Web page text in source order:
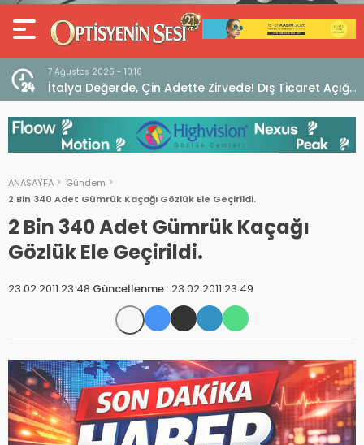
7 Ağustos 2026 - 10:16
İtalya Değerde, Çin Adette Zirvede! Dış Ticaret Açığı
Devam Ediyor
ANASAYFA
Gündem
2 Bin 340 Adet Gümrük Kaçağı Gözlük Ele Geçirildi.
2 Bin 340 Adet Gümrük Kaçağı
Gözlük Ele Geçirildi.
23.02.2011 23:48 Güncellenme :23.02.2011 23:49